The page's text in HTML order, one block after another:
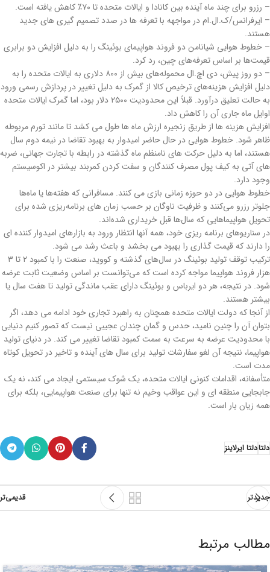
– رزرو برای چند ماه آینده بین کانادا و ایالات متحده تا ۷۰٪ کاهش یافته است.
– ایرفرانس/ک.ال.ام در مواجهه با تعرفه ها در صدد تصمیم گیری های جدید
هستند.
– خطوط هوایی شیانامن دو فروند هواپیمای بوئینگ را به دلیل افزایش دو برابری
قیمت‌ها بر اساس تعرفه‌های چین، رد کرد.
– دو روز پیش، دی اچ.ال محموله‌های بیش از ۸۰۰ دلاری به ایالات متحده را به
دلیل افزایش هزینه‌های ترخیص کالا از گمرک به دلیل تغییر در پردازش رسمی ورود
به حالت تعلیق درآورد. قبلاً این محدودیت ۲۵۰۰ دلار بود، اما گمرک ایالات متحده
اوایل ماه جاری آن را کاهش داد.
افزایش هزینه ها از طریق زنجیره ارزش ماه ها طول می کشد تا مانند تورم مربوطه
ظاهر شود. خطوط هوایی در حال حاضر امیدوار به بهبود تقاضا در نیمه دوم سال
هستند، اما به دلیل حرکت های نامنظم ماه گذشته در رابطه با تجارت جهانی، ضربه
های آتی به کیف پول مصرف کنندگان و سفت کردن کمربند بیشتر در اکوسیستم
وجود دارد.
خطوط هوایی در دو حوزه زمانی بازی می کنند. مسافرانی که هفته‌ها یا ماه‌ها
جلوتر رزرو می‌کنند و ظرفیت ناوگان بر حسب زمان های برنامه‌ریزی شده برای
تحویل هواپیماهایی که سال‌ها قبل خریداری شده‌اند.
در سناریوهای برنامه ریزی خود، همه آنها انتظار ورود به بازارهای امیدوار کننده ای
را دارند که قیمت گذاری را بهبود می بخشد و باعث رشد می شود.
ترکیب توقف تولید بوئینگ در سال‌های گذشته و کووید، صنعت را با کمبود ۲ تا ۳
هزار فروند هواپیما مواجه کرده است که می‌توانست بر اساس وضعیت ثابت عرضه
شود. در نتیجه، هر دو ایرباس و بوئینگ دارای عقب ماندگی تولید تا هفت سال یا
بیشتر هستند.
از آنجا که دولت ایالات متحده همچنان به راهبرد تجاری خود ادامه می دهد، اگر
بتوان آن را چنین نامید، حدس و گمان چندان عجیبی نیست که تصور کنیم دنیایی
با محدودیت عرضه به سرعت به سمت کمبود تقاضا تغییر می کند. در دنیای تولید
هواپیما، نتیجه آن لغو سفارشات تولید برای سال های آینده و تاخیر در تحویل کوتاه
مدت است.
متأسفانه، اقدامات کنونی ایالات متحده، یک شوک سیستمی ایجاد می کند، نه یک
جابجایی منطقه ای و این عواقب وخیم نه تنها برای صنعت هواپیمایی، بلکه برای
همه زیان بار است.
دلتادلتا ایرلاینز
جدیدتر قدیمی‌تر
مطالب مرتبط